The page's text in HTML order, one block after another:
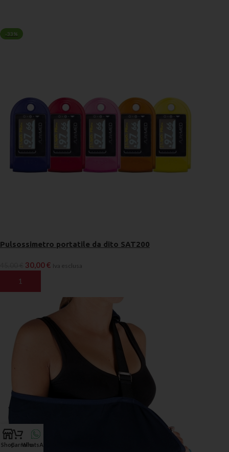
-33%
Pulsossimetro portatile da dito SAT200
30,00€ Iva esclusa
AGGIUNGI AL CARRELLO
ShopCarrelloWhatsApp